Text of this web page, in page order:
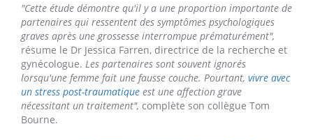
"Cette étude démontre qu'il y a une proportion importante de
partenaires qui ressentent des symptômes psychologiques
graves après une grossesse interrompue prématurément",
résume le Dr Jessica Farren, directrice de la recherche et
gynécologue. Les partenaires sont souvent ignorés
lorsqu'une femme fait une fausse couche. Pourtant, vivre avec
un stress post-traumatique est une affection grave
nécessitant un traitement", complète son collègue Tom
Bourne.